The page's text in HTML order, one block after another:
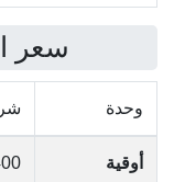
سعر
وحدة
أوقية